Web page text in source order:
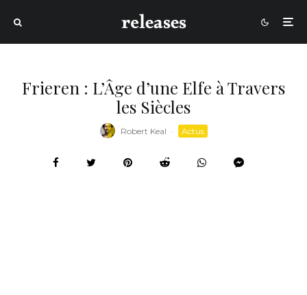
Frieren : L’Âge d’une Elfe à Travers
les Siècles
Robert Keal · Actus